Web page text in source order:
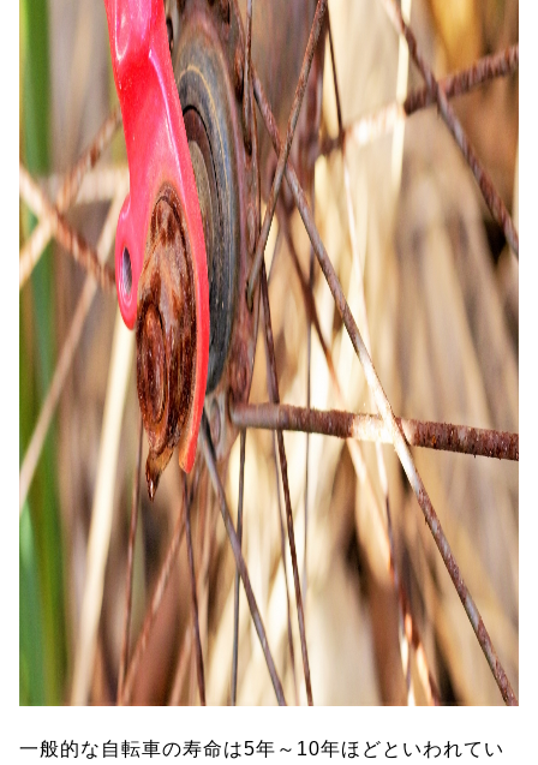
一般的な自転車の寿命は5年～10年ほどといわれてい